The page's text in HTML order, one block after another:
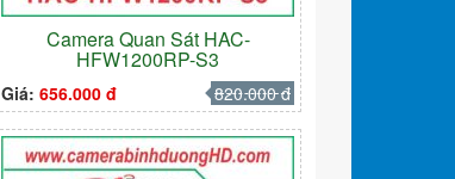
Camera Quan Sát HAC-
HFW1200RP-S3
Giá:656.000 đ 820.000 đ